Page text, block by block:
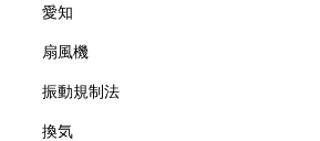
愛知
扇風機
振動規制法
換気